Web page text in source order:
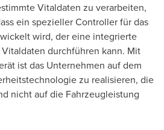
Vitaldaten zu verarbeiten,
ein spezieller Controller für das
wird, der eine integrierte
durchführen kann. Mit
ist das Unternehmen auf dem
zu realisieren, die
nicht auf die Fahrzeugleistung